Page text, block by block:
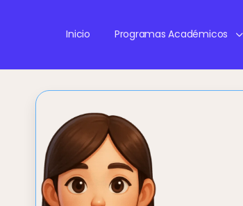
Inicio Programas Académicos